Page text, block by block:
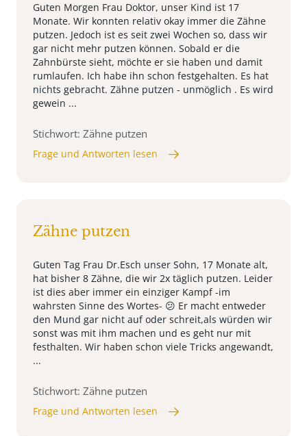
Guten Morgen Frau Doktor, unser Kind ist 17
Monate. Wir konnten relativ okay immer die Zähne
putzen. Jedoch ist es seit zwei Wochen so, dass wir
gar nicht mehr putzen können. Sobald er die
Zahnbürste sieht, möchte er sie haben und damit
rumlaufen. Ich habe ihn schon festgehalten. Es hat
nichts gebracht. Zähne putzen - unmöglich . Es wird
gewein ...
Stichwort: Zähne putzen
Frage und Antworten lesen
Zähne putzen
Guten Tag Frau Dr.Esch unser Sohn, 17 Monate alt,
hat bisher 8 Zähne, die wir 2x täglich putzen. Leider
ist dies aber immer ein einziger Kampf -im
wahrsten Sinne des Wortes- 😕 Er macht entweder
den Mund gar nicht auf oder schreit,als würden wir
sonst was mit ihm machen und es geht nur mit
festhalten. Wir haben schon viele Tricks angewandt,
...
Stichwort: Zähne putzen
Frage und Antworten lesen